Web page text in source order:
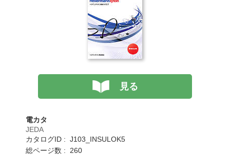
見る
電カタ
JEDA
カタログID : J103_INSULOK5
総ページ数 : 260